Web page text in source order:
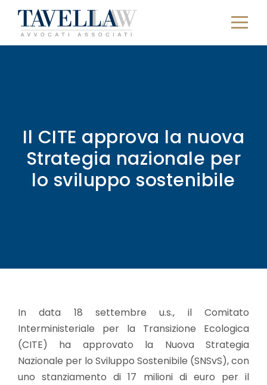
Il CITE approva la nuova
Strategia nazionale per
lo sviluppo sostenibile
In data 18 settembre u.s., il Comitato
Interministeriale per la Transizione Ecologica
(CITE) ha approvato la Nuova Strategia
Nazionale per lo Sviluppo Sostenibile (SNSvS), con
uno stanziamento di 17 milioni di euro per il